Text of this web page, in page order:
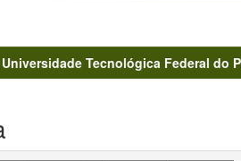
Tecnológica Federal do